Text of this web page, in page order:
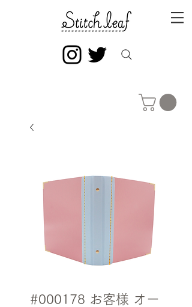
#000178 お客様 オー